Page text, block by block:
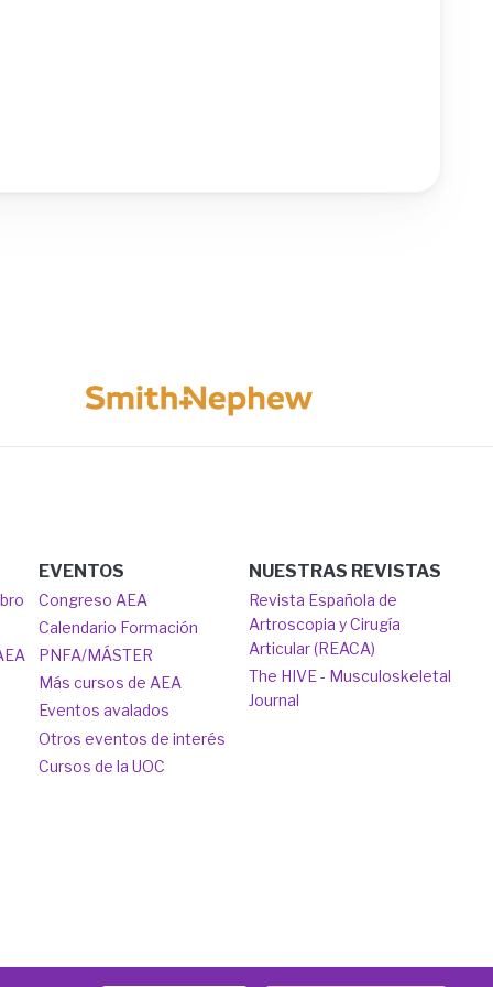
Image
EVENTOS
Congreso AEA
Calendario Formación
PNFA/MÁSTER
Más cursos de AEA
Eventos avalados
Otros eventos de interés
Cursos de la UOC
NUESTRAS REVISTAS
Revista Española de
Artroscopia y Cirugía
Articular (REACA)
The HIVE - Musculoskeletal
Journal